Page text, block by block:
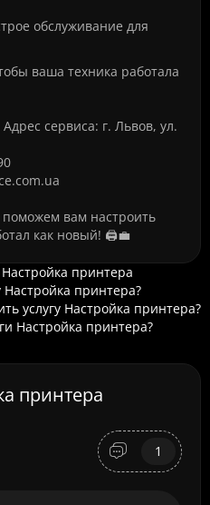
обслуживание для
ваша техника работала
сервиса: г. Львов, ул.
вам настроить
как новый! 🖨️💼
принтера
Настройка принтера?
услугу Настройка принтера?
Настройка принтера?
принтера
1